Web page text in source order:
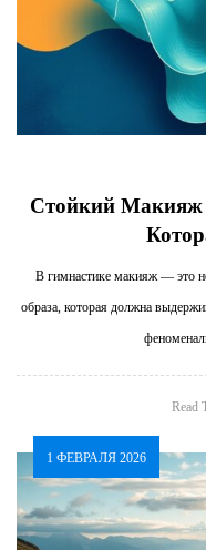
Стойкий Макияж
В гимнастике макияж — это не
образа, которая должна
Read
1 ФЕВРАЛЯ 2026